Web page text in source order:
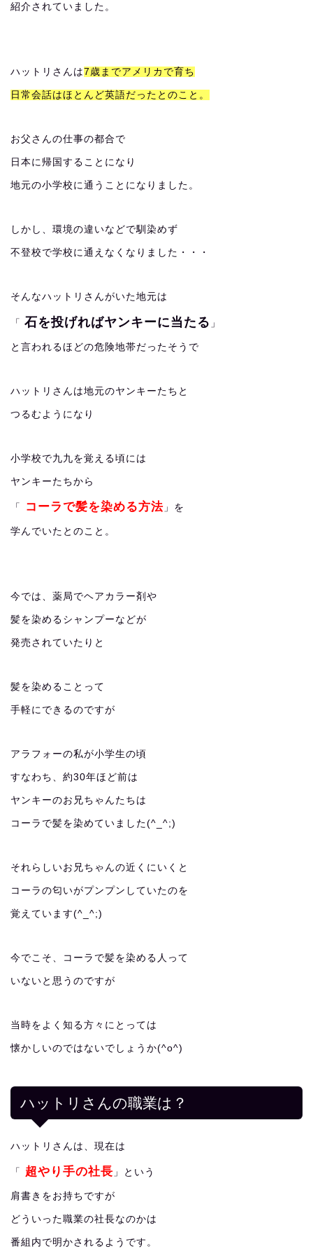
紹介されていました。
ハットリさんは7歳までアメリカで育ち
日常会話はほとんど英語だったとのこと。
お父さんの仕事の都合で
日本に帰国することになり
地元の小学校に通うことになりました。
しかし、環境の違いなどで馴染めず
不登校で学校に通えなくなりました・・・
そんなハットリさんがいた地元は
「 石を投げればヤンキーに当たる 」
と言われるほどの危険地帯だったそうで
ハットリさんは地元のヤンキーたちと
つるむようになり
小学校で九九を覚える頃には
ヤンキーたちから
「 コーラで髪を染める方法 」を
学んでいたとのこと。
今では、薬局でヘアカラー剤や
髪を染めるシャンプーなどが
発売されていたりと
髪を染めることって
手軽にできるのですが
アラフォーの私が小学生の頃
すなわち、約30年ほど前は
ヤンキーのお兄ちゃんたちは
コーラで髪を染めていました(^_^;)
それらしいお兄ちゃんの近くにいくと
コーラの匂いがプンプンしていたのを
覚えています(^_^;)
今でこそ、コーラで髪を染める人って
いないと思うのですが
当時をよく知る方々にとっては
懐かしいのではないでしょうか(^o^)
ハットリさんの職業は？
ハットリさんは、現在は
「 超やり手の社長 」という
肩書きをお持ちですが
どういった職業の社長なのかは
番組内で明かされるようです。